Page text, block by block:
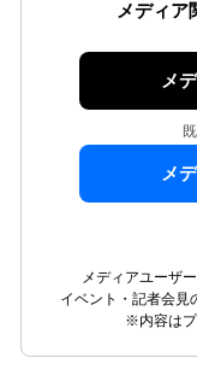
メディア
メ
メ
メディアユーザ
イベント・記者会見
※内容はプ